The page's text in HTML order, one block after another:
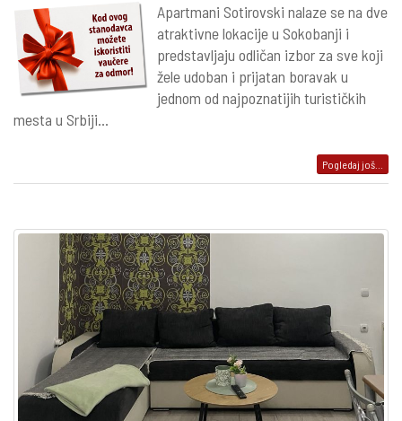
Apartmani Sotirovski nalaze se na dve
atraktivne lokacije u Sokobanji i
predstavljaju odličan izbor za sve koji
žele udoban i prijatan boravak u
jednom od najpoznatijih turističkih
mesta u Srbiji...
Pogledaj još...